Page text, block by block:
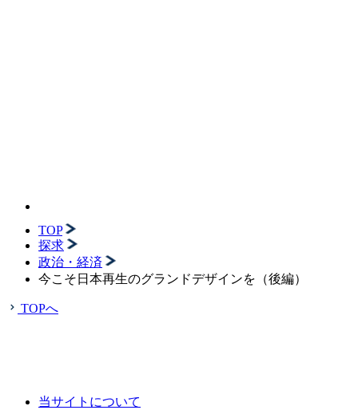
TOP
探求
政治・経済
今こそ日本再生のグランドデザインを（後編）
TOPへ
当サイトについて